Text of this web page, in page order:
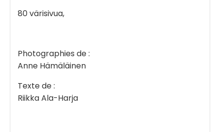
80 värisivua,
Photographies de :
Anne Hämäläinen
Texte de :
Riikka Ala-Harja